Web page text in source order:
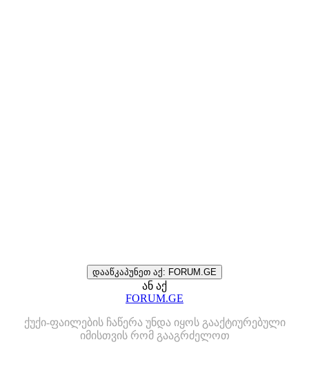
დააწკაპუნეთ აქ: FORUM.GE
ან აქ
FORUM.GE
ქუქი-ფაილების ჩაწერა უნდა იყოს გააქტიურებული
იმისთვის რომ გააგრძელოთ